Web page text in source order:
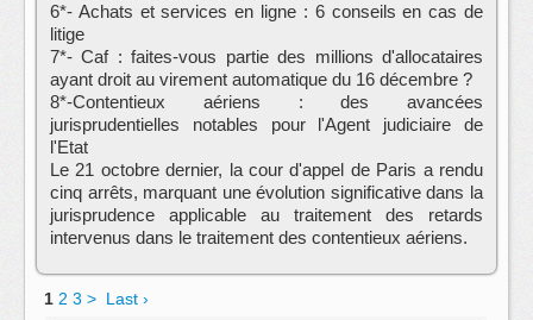
6*- Achats et services en ligne : 6 conseils en cas de
litige
7*- Caf : faites-vous partie des millions d'allocataires
ayant droit au virement automatique du 16 décembre ?
8*-Contentieux aériens : des avancées
jurisprudentielles notables pour l'Agent judiciaire de
l'Etat
Le 21 octobre dernier, la cour d'appel de Paris a rendu
cinq arrêts, marquant une évolution significative dans la
jurisprudence applicable au traitement des retards
intervenus dans le traitement des contentieux aériens.
1 2 3 > Last ›